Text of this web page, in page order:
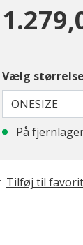
Vælg størrelse
ONESIZE
På
Tilføj til